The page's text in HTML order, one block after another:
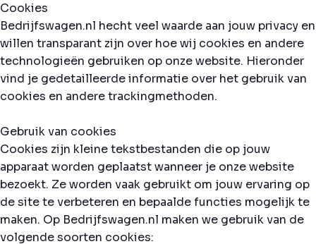
Cookies
Bedrijfswagen.nl hecht veel waarde aan jouw privacy en
willen transparant zijn over hoe wij cookies en andere
technologieën gebruiken op onze website. Hieronder
vind je gedetailleerde informatie over het gebruik van
cookies en andere trackingmethoden.
Gebruik van cookies
Cookies zijn kleine tekstbestanden die op jouw
apparaat worden geplaatst wanneer je onze website
bezoekt. Ze worden vaak gebruikt om jouw ervaring op
de site te verbeteren en bepaalde functies mogelijk te
maken. Op Bedrijfswagen.nl maken we gebruik van de
volgende soorten cookies: